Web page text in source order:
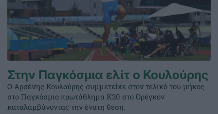
Στην Παγκόσμια ελίτ ο Κουλούρης
Ο Αρσένης Κουλούρης συμμετείχε στον τελικό του μήκος
στο Παγκόσμιο πρωτάθλημα Κ20 στο Όρεγκον
καταλαμβάνοντας την ένατη θέση.